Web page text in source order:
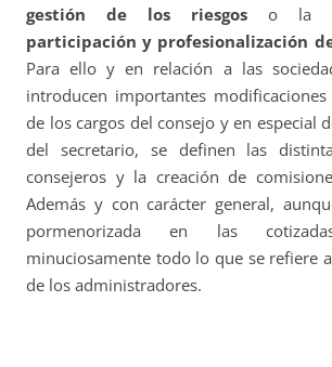
gestión de los riesgos o la
participación y profesionalización
Para ello y en relación a las
introducen importantes
de los cargos del consejo y en especial
del secretario, se definen las
consejeros y la creación de
Además y con carácter general,
pormenorizada en las
minuciosamente todo lo que se refiere
de los administradores.